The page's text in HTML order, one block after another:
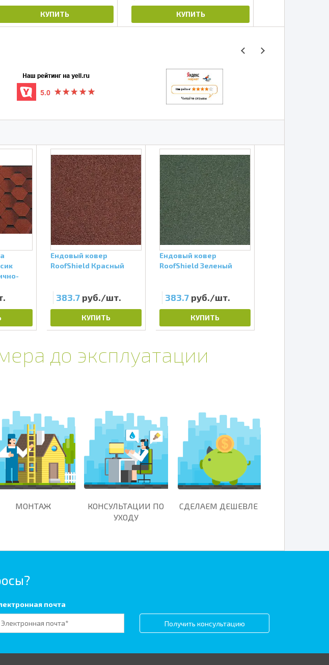
КУПИТЬ КУПИТЬ
Ендовый ковер
RoofShield Красный
383.7 руб./шт.
КУПИТЬ
Ендовый ковер
RoofShield Зеленый
383.7 руб./шт.
КУПИТЬ
до эксплуатации
МОНТАЖ
КОНСУЛЬТАЦИИ ПО
УХОДУ
СДЕЛАЕМ ДЕШЕВЛЕ
почта
Получить консультацию